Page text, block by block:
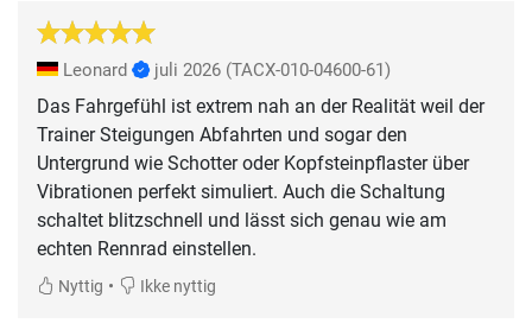
Leonard juli 2026 (TACX-010-04600-61)
Das Fahrgefühl ist extrem nah an der Realität weil der
Trainer Steigungen Abfahrten und sogar den
Untergrund wie Schotter oder Kopfsteinpflaster über
Vibrationen perfekt simuliert. Auch die Schaltung
schaltet blitzschnell und lässt sich genau wie am
echten Rennrad einstellen.
Nyttig • Ikke nyttig